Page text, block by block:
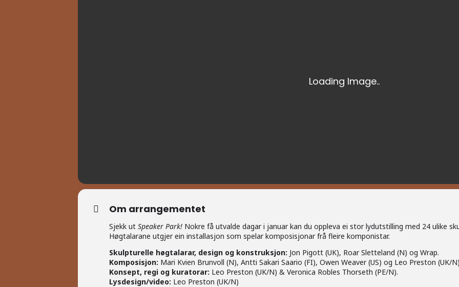
Om arrangementet
Sjekk ut Speaker Park! Nokre få utvalde dagar i januar kan du oppleva ei stor lydutstilling med 24 ulike
Høgtalarane utgjer ein installasjon som spelar komposisjonar frå fleire komponistar.
Skulpturelle høgtalarar, design og konstruksjon: Jon Pigott (UK), Roar Sletteland (N) og Wrap.
Komposisjon: Mari Kvien Brunvoll (N), Antti Sakari Saario (FI), Owen Weaver (US) og Leo Preston (UK/
Konsept, regi og kuratorar: Leo Preston (UK/N) & Veronica Robles Thorseth (PE/N).
Lysdesign/video: Leo Preston (UK/N)